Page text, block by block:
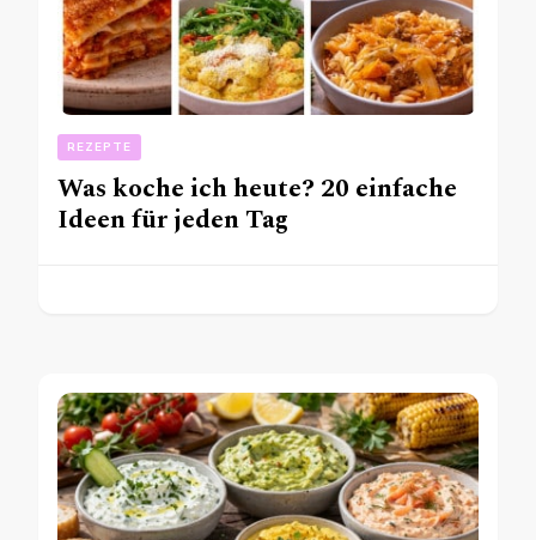
REZEPTE
Was koche ich heute? 20 einfache
Ideen für jeden Tag